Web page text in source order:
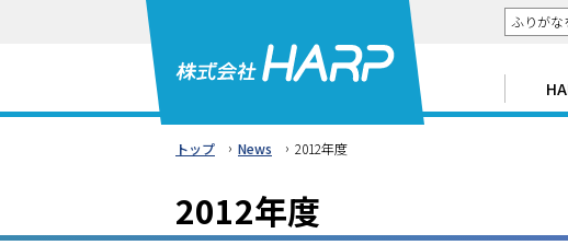
メ
へ
ツ
ふりがな
メ
ニ
トップ › News › 2012年度
2012年度